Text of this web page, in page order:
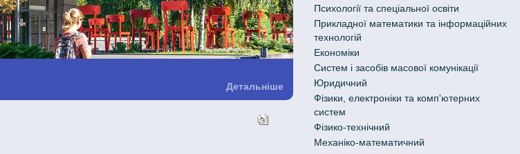
Детальніше
Психології та спеціальної освіти
Прикладної математики та інформаційних
технологій
Економіки
Систем і засобів масової комунікації
Юридичний
Фізики, електроніки та комп'ютерних
систем
Фізико-технічний
Механіко-математичний